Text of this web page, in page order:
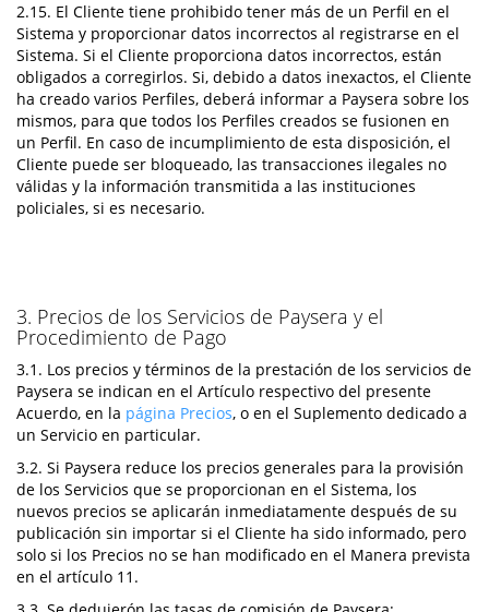
2.15. El Cliente tiene prohibido tener más de un Perfil en el
Sistema y proporcionar datos incorrectos al registrarse en el
Sistema. Si el Cliente proporciona datos incorrectos, están
obligados a corregirlos. Si, debido a datos inexactos, el Cliente
ha creado varios Perfiles, deberá informar a Paysera sobre los
mismos, para que todos los Perfiles creados se fusionen en
un Perfil. En caso de incumplimiento de esta disposición, el
Cliente puede ser bloqueado, las transacciones ilegales no
válidas y la información transmitida a las instituciones
policiales, si es necesario.
3. Precios de los Servicios de Paysera y el
Procedimiento de Pago
3.1. Los precios y términos de la prestación de los servicios de
Paysera se indican en el Artículo respectivo del presente
Acuerdo, en la página Precios, o en el Suplemento dedicado a
un Servicio en particular.
3.2. Si Paysera reduce los precios generales para la provisión
de los Servicios que se proporcionan en el Sistema, los
nuevos precios se aplicarán inmediatamente después de su
publicación sin importar si el Cliente ha sido informado, pero
solo si los Precios no se han modificado en el Manera prevista
en el artículo 11.